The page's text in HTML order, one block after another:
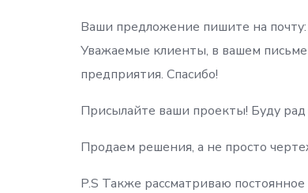
Ваши предложение пишите на почту:
Уважаемые клиенты, в вашем
предприятия. Спасибо!
Присылайте ваши проекты! Буду рад
Продаем решения, а не просто
P.S Также рассматриваю